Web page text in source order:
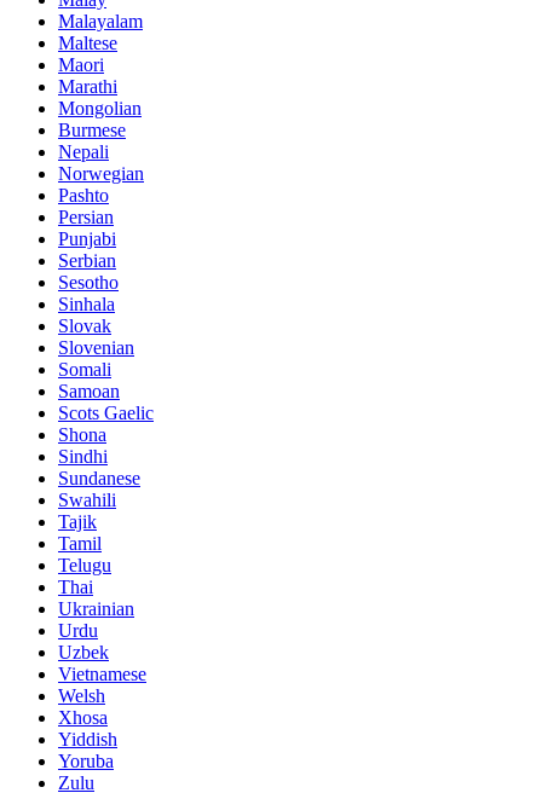
Malayalam
Maltese
Maori
Marathi
Mongolian
Burmese
Nepali
Norwegian
Pashto
Persian
Punjabi
Serbian
Sesotho
Sinhala
Slovak
Slovenian
Somali
Samoan
Scots Gaelic
Shona
Sindhi
Sundanese
Swahili
Tajik
Tamil
Telugu
Thai
Ukrainian
Urdu
Uzbek
Vietnamese
Welsh
Xhosa
Yiddish
Yoruba
Zulu